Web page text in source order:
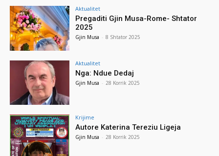
Aktualitet
Pregaditi Gjin Musa-Rome- Shtator
2025
Gjin Musa - 8 Shtator 2025
Aktualitet
Nga: Ndue Dedaj
Gjin Musa - 28 Korrik 2025
Krijime
Autore Katerina Tereziu Ligeja
Gjin Musa - 28 Korrik 2025